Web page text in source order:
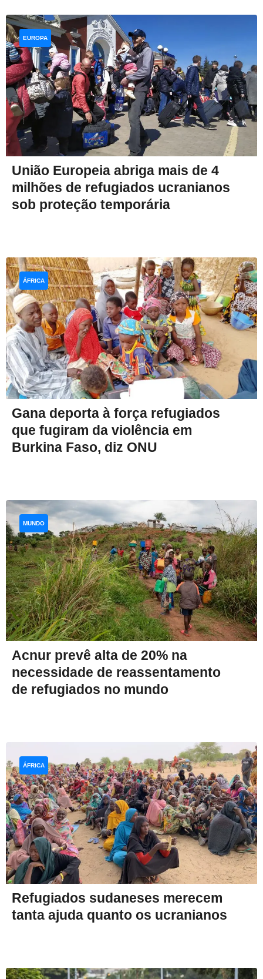
União Europeia abriga mais de 4
milhões de refugiados ucranianos
sob proteção temporária
EUROPA
Gana deporta à força refugiados
que fugiram da violência em
Burkina Faso, diz ONU
ÁFRICA
Acnur prevê alta de 20% na
necessidade de reassentamento
de refugiados no mundo
MUNDO
Refugiados sudaneses merecem
tanta ajuda quanto os ucranianos
ÁFRICA